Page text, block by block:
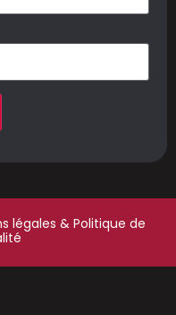
légales & Politique de